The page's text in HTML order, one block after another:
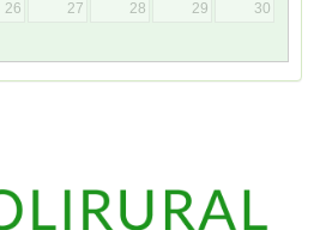
26 27 28 29
30